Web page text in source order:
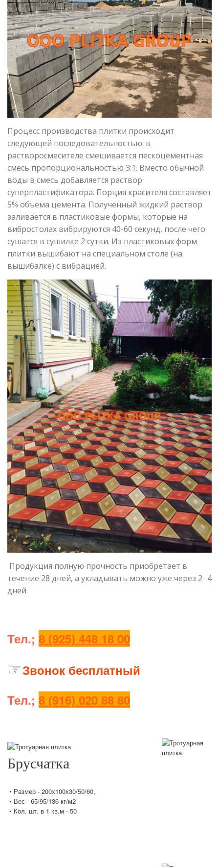
Процесс производства плитки происходит
следующей последовательностью: в
растворосмесителе смешивается пескоцементная
смесь пропорциональностью 3:1. Вместо обычной
воды в смесь добавляется раствор
суперпластификатора. Порция красителя составляет
5% объема цемента. Полученный жидкий раствор
заливается в пластиковые формы, которые на
вибростолах вибрируются 40-60 секунд, после чего
сушатся в сушилке 2 сутки. Из пластиковых форм
плитки вышибают на специальном столе (на
вышибалке) с вибрацией.
Продукция полную прочность приобретает в
течение 28 дней, а укладывать можно уже через 2- 4
дней.
Тел.; 8 (925) 448 18 00
☞Звонок бесплатный
Тел.; 8 (916) 020 88 80
Брусчатка
• Размер - 200х100х30/50/60,
• Вес - 65/95/136 кг/м2
• Кол. шт. в 1 кв.м - 50